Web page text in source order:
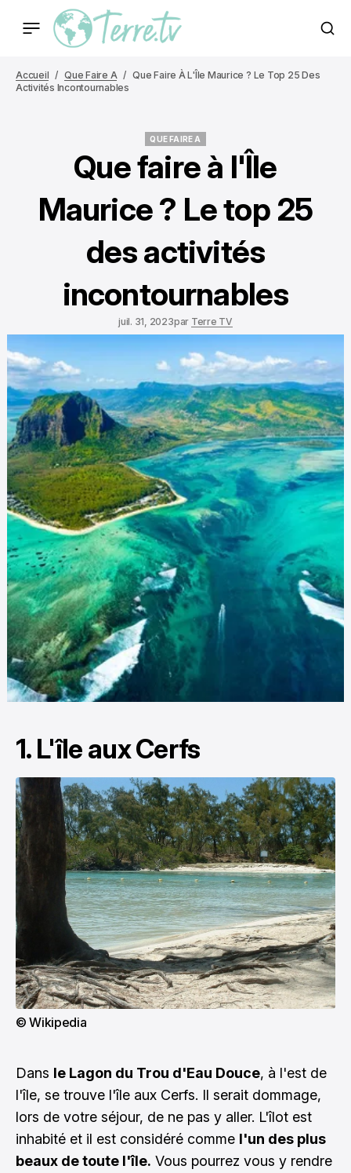
Accueil Que Faire A
Que Faire À L'Île Maurice ? Le Top 25 Des
Activités Incontournables
QUE FAIRE A
Que faire à l'Île
Maurice ? Le top 25
des activités
incontournables
juil. 31, 2023par Terre TV
1. L'île aux Cerfs
© Wikipedia
Dans le Lagon du Trou d'Eau Douce, à l'est de
l'île, se trouve l'île aux Cerfs. Il serait dommage,
lors de votre séjour, de ne pas y aller. L'îlot est
inhabité et il est considéré comme l'un des plus
beaux de toute l'île. Vous pourrez vous y rendre